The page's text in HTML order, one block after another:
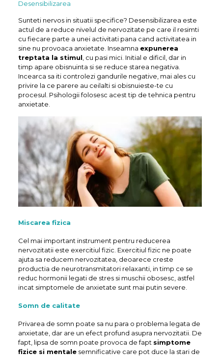
Desensibilizarea
Sunteti nervos in situatii specifice? Desensibilizarea este
actul de a reduce nivelul de nervozitate pe care il resimti
cu fiecare parte a unei activitati pana cand activitatea in
sine nu provoaca anxietate. Inseamna expunerea
treptata la stimul, cu pasi mici. Initial e dificil, dar in
timp apare obisnuinta si se reduce starea negativa.
Incearca sa iti controlezi gandurile negative, mai ales cu
privire la ce parere au ceilalti si obisnuieste-te cu
procesul. Psihologii folosesc acest tip de tehnica pentru
anxietate.
Miscarea fizica
Cel mai important instrument pentru reducerea
nervozitatii este exercitiul fizic. Exercitiul fizic ne poate
ajuta sa reducem nervozitatea, deoarece creste
productia de neurotransmitatori relaxanti, in timp ce se
reduc hormonii legati de stres si muschii obosesc, astfel
incat simptomele de anxietate sunt mai putin severe.
Somn de calitate
Privarea de somn poate sa nu para o problema legata de
anxietate, dar are un efect profund asupra nervozitatii. De
fapt, lipsa de somn poate provoca de fapt simptome
fizice si mentalesemnificative care pot duce la stari de